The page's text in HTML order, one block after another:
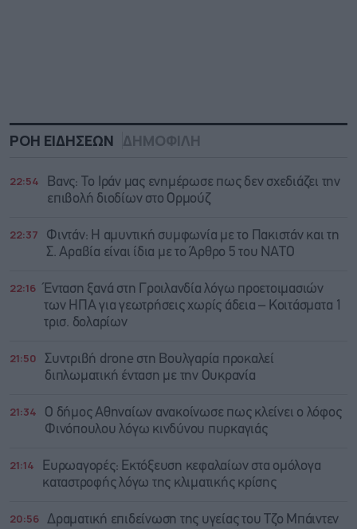
ΡΟΗ ΕΙΔΗΣΕΩΝ ΔΗΜΟΦΙΛΗ
22:54
Βανς: Το Ιράν μας ενημέρωσε πως δεν σχεδιάζει την
επιβολή διοδίων στο Ορμούζ
22:37
Φιντάν: Η αμυντική συμφωνία με το Πακιστάν και τη
Σ. Αραβία είναι ίδια με τo Άρθρο 5 του ΝΑΤΟ
22:16
Ένταση ξανά στη Γροιλανδία λόγω προετοιμασιών
των ΗΠΑ για γεωτρήσεις χωρίς άδεια – Κοιτάσματα 1
τρισ. δολαρίων
21:50
Συντριβή drone στη Βουλγαρία προκαλεί
διπλωματική ένταση με την Ουκρανία
21:34
Ο δήμος Αθηναίων ανακοίνωσε πως κλείνει ο λόφος
Φινόπουλου λόγω κινδύνου πυρκαγιάς
21:14
Ευρωαγορές: Εκτόξευση κεφαλαίων στα ομόλογα
καταστροφής λόγω της κλιματικής κρίσης
20:56 Δραματική επιδείνωση της υγείας του Τζο Μπάιντεν